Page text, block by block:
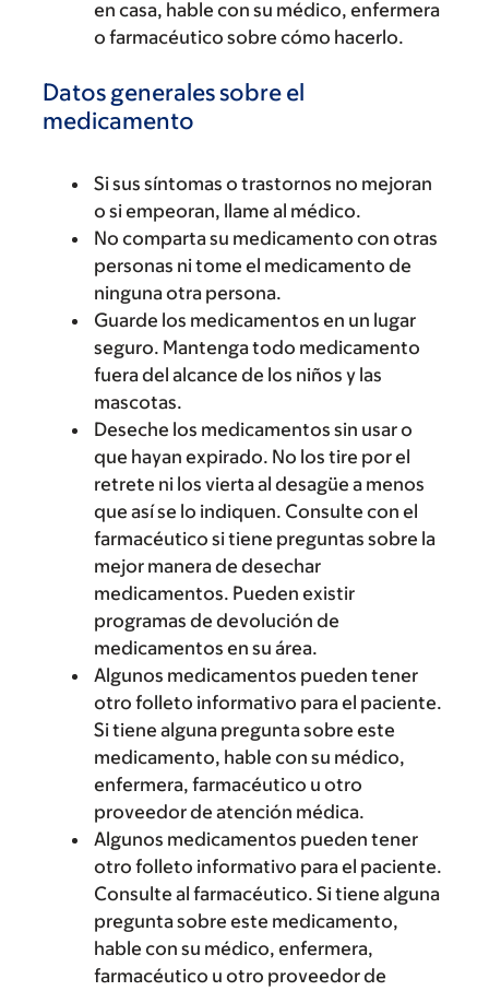
en casa, hable con su médico, enfermera
o farmacéutico sobre cómo hacerlo.
Datos generales sobre el
medicamento
Si sus síntomas o trastornos no mejoran
o si empeoran, llame al médico.
No comparta su medicamento con otras
personas ni tome el medicamento de
ninguna otra persona.
Guarde los medicamentos en un lugar
seguro. Mantenga todo medicamento
fuera del alcance de los niños y las
mascotas.
Deseche los medicamentos sin usar o
que hayan expirado. No los tire por el
retrete ni los vierta al desagüe a menos
que así se lo indiquen. Consulte con el
farmacéutico si tiene preguntas sobre la
mejor manera de desechar
medicamentos. Pueden existir
programas de devolución de
medicamentos en su área.
Algunos medicamentos pueden tener
otro folleto informativo para el paciente.
Si tiene alguna pregunta sobre este
medicamento, hable con su médico,
enfermera, farmacéutico u otro
proveedor de atención médica.
Algunos medicamentos pueden tener
otro folleto informativo para el paciente.
Consulte al farmacéutico. Si tiene alguna
pregunta sobre este medicamento,
hable con su médico, enfermera,
farmacéutico u otro proveedor de